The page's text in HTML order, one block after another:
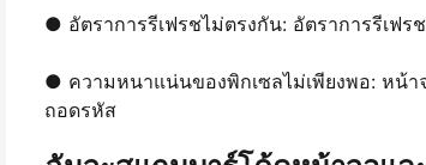
● อัตราการรีเฟรชไม่ตรงกัน: อัตราการรีเฟ
● ความหนาแน่นของพิกเซลไม่เพียงพอ: หน้า
ถอดรหัส